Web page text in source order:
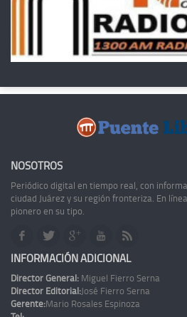
NOSOTROS
Periódico digital en tiempo real, con
ciudad Juárez y su región fronteriza. En
pionero en su tipo.
INFORMACIÓN ADICIONAL
Director General: Miguel Fierro Serna
Director Editorial:José Fierro Serna
Gerente:Mario Rosales Espinoza